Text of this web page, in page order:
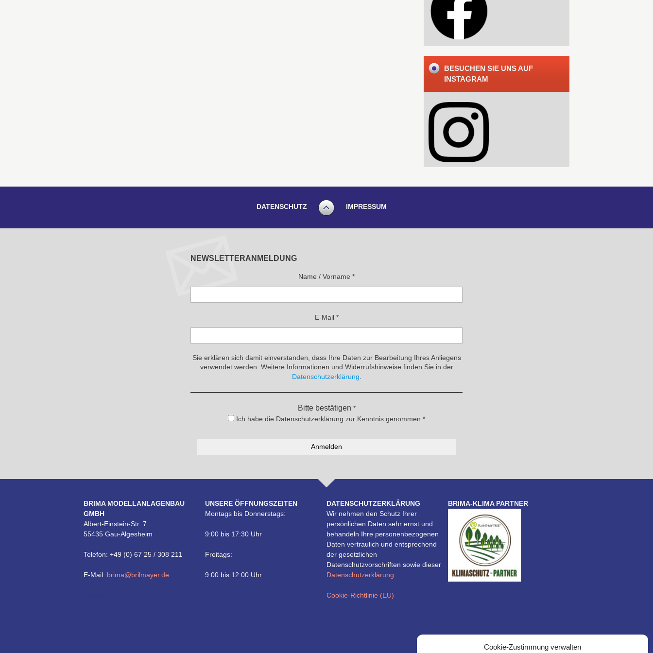
Cookie-Zustimmung verwalten
BESUCHEN SIE UNS AUF
INSTAGRAM
DATENSCHUTZ IMPRESSUM
NEWSLETTERANMELDUNG
Name / Vorname *
E-Mail *
Sie erklären sich damit einverstanden, dass Ihre Daten zur Bearbeitung Ihres Anliegens
verwendet werden. Weitere Informationen und Widerrufshinweise finden Sie in der
Datenschutzerklärung
Bitte bestätigen *
Ich habe die Datenschutzerklärung zur Kenntnis genommen.*
BRIMA MODELLANLAGENBAU
GMBH
Albert-Einstein-Str. 7
55435 Gau-Algesheim
Telefon: +49 (0) 67 25 / 308 211
E-Mail: brima@brilmayer.de
UNSERE ÖFFNUNGSZEITEN
Montags bis Donnerstags:
9:00 bis 17:30 Uhr
Freitags:
9:00 bis 12:00 Uhr
DATENSCHUTZERKLÄRUNG
Wir nehmen den Schutz Ihrer
persönlichen Daten sehr ernst und
behandeln Ihre personenbezogenen
Daten vertraulich und entsprechend
der gesetzlichen
Datenschutzvorschriften sowie dieser
Datenschutzerklärung
Cookie-Richtlinie (EU)
BRIMA-KLIMA PARTNER